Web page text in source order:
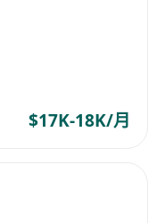
$17K-18K/月